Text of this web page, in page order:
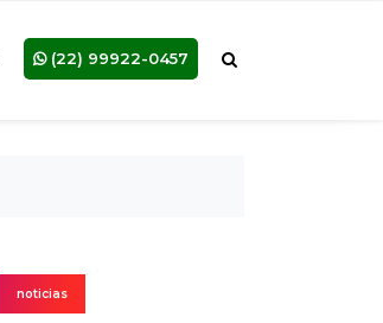
(22) 99922-0457
noticias